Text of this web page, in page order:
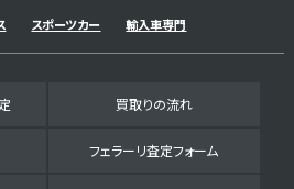
スポーツカー 輸入車専門
買取りの流れ
フェラーリ査定フォーム